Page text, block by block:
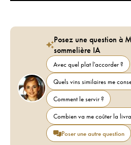
Posez une question à
sommelière IA
Avec quel plat l'accorder ?
Quels vins similaires me
Comment le servir ?
Combien va me coûter la
Poser une autre question